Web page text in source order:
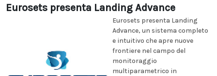
Eurosets presenta Landing Advance
Eurosets presenta Landing
Advance, un sistema completo
e intuitivo che apre nuove
frontiere nel campo del
monitoraggio
multiparametrico in